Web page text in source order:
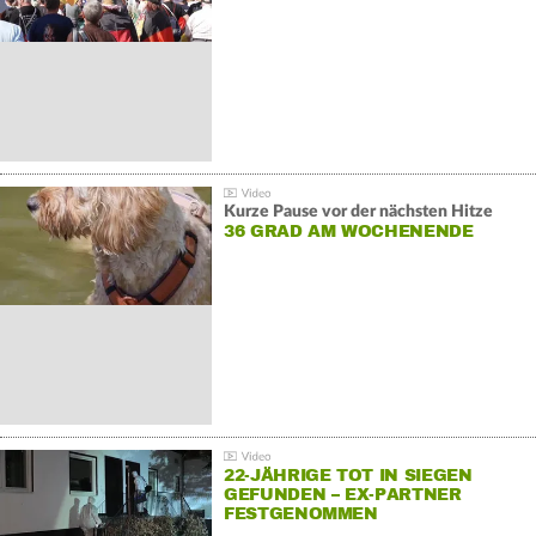
Kurze Pause vor der nächsten Hitze
36 GRAD AM WOCHENENDE
22-JÄHRIGE TOT IN SIEGEN
GEFUNDEN – EX-PARTNER
FESTGENOMMEN